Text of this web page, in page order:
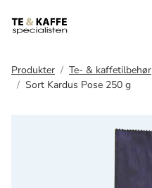
Produkter Te- & kaffetilbehør
Sort Kardus Pose 250 g